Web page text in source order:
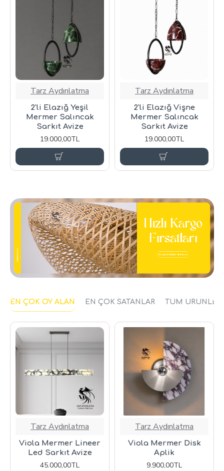
Tarz Aydınlatma
2'li Elazığ Yeşil
Mermer Salıncak
Sarkıt Avize
19.000,00TL
Tarz Aydınlatma
2'li Elazığ Vişne
Mermer Salıncak
Sarkıt Avize
19.000,00TL
EN ÇOK OY ALAN EN ÇOK SATANLAR TÜM ÜRÜNLER
Tarz Aydınlatma
Viola Mermer Lineer
Led Sarkıt Avize
45.000,00TL
Tarz Aydınlatma
Viola Mermer Disk
Aplik
9.900,00TL